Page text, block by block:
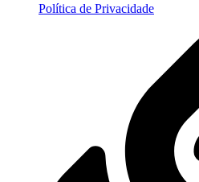
Política de Privacidade